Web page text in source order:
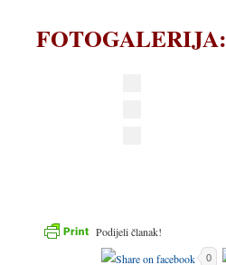
FOTOGALERIJA:
Podijeli članak!
0